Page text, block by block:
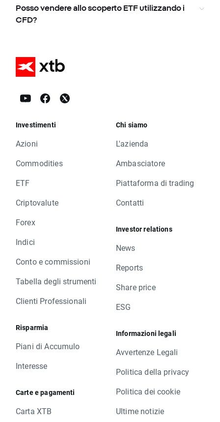
Posso vendere allo scoperto ETF utilizzando i
CFD?
Investimenti
Azioni
Commodities
ETF
Criptovalute
Forex
Indici
Conto e commissioni
Tabella degli strumenti
Clienti Professionali
Risparmia
Piani di Accumulo
Interesse
Carte e pagamenti
Carta XTB
Chi siamo
L'azienda
Ambasciatore
Piattaforma di trading
Contatti
Investor relations
News
Reports
Share price
ESG
Informazioni legali
Avvertenze Legali
Politica della privacy
Politica dei cookie
Ultime notizie